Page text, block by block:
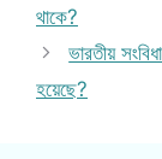
থাকে?
ভারতীয়
হয়েছে?